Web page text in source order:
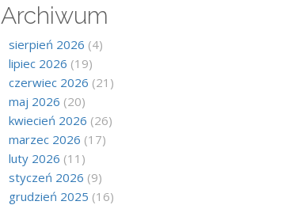
Archiwum
sierpień 2026 (4)
lipiec 2026 (19)
czerwiec 2026 (21)
maj 2026 (20)
kwiecień 2026 (26)
marzec 2026 (17)
luty 2026 (11)
styczeń 2026 (9)
grudzień 2025 (16)